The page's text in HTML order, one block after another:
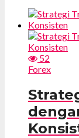
52
Forex